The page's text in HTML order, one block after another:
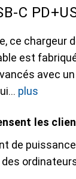
C
ce chargeur
est
avec
plus
les
de